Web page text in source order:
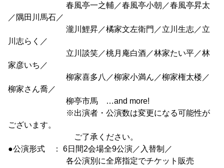
春風亭一之輔／春風亭小朝／春風亭昇太
／隅田川馬石／
瀧川鯉昇／橘家文左衛門／立川生志／立
川志らく／
立川談笑／桃月庵白酒／林家たい平／林
家彦いち／
柳家喜多八／柳家小満ん／柳家権太楼／
柳家さん喬／
柳亭市馬 …and more!
※出演者・公演数は変更になる可能性が
ございます。
ご了承ください。
●公演形式 ： 6日間2会場全9公演／入替制／
各公演別に全席指定でチケット販売